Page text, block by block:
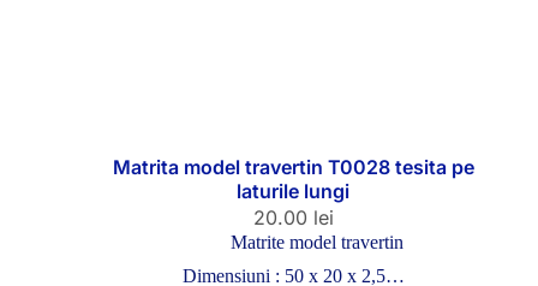
Matrita model travertin T0028 tesita pe
laturile lungi
20.00 lei
Matrite model travertin
Dimensiuni : 50 x 20 x 2,5…